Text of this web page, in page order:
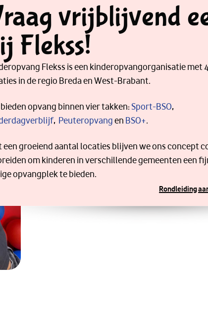
vrijblijvend
Flekss!
Flekss is een kinderopvangorganisatie met
in de regio Breda en West-Brabant.
opvang binnen vier takken: Sport-BSO,
, Peuteropvangen BSO+.
een groeiend aantal locaties blijven we ons concept
om kinderen in verschillende gemeenten een
opvangplek te bieden.
Rondleiding